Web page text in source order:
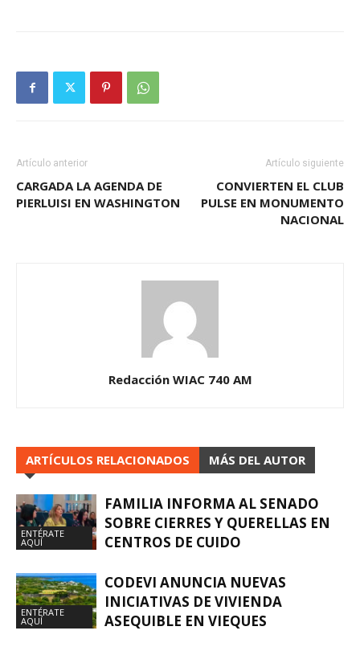
Artículo anterior
CARGADA LA AGENDA DE
PIERLUISI EN WASHINGTON
Artículo siguiente
CONVIERTEN EL CLUB
PULSE EN MONUMENTO
NACIONAL
Redacción WIAC 740 AM
ARTÍCULOS RELACIONADOS MÁS DEL AUTOR
ENTÉRATE
AQUÍ
FAMILIA INFORMA AL SENADO
SOBRE CIERRES Y QUERELLAS EN
CENTROS DE CUIDO
ENTÉRATE
AQUÍ
CODEVI ANUNCIA NUEVAS
INICIATIVAS DE VIVIENDA
ASEQUIBLE EN VIEQUES